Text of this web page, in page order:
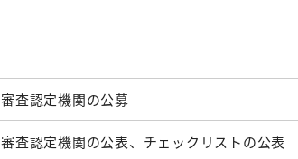
審査認定機関の公募
審査認定機関の公表、チェックリストの公表